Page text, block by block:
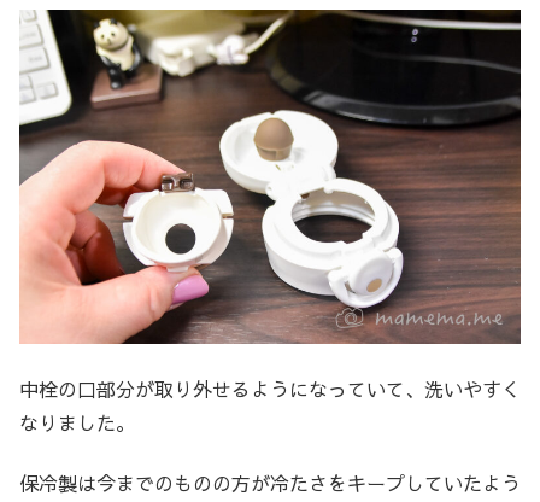
中栓の口部分が取り外せるようになっていて、洗いやすく
なりました。
保冷製は今までのものの方が冷たさをキープしていたよう